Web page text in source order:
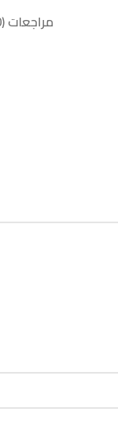
مراجعات (0)